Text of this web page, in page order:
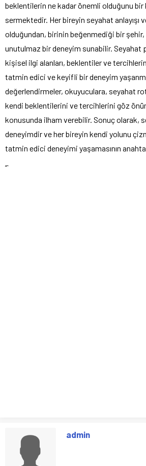
beklentilerin ne kadar önemli olduğunu bir
sermektedir. Her bireyin seyahat anlayışı
olduğundan, birinin beğenmediği bir şehir,
unutulmaz bir deneyim sunabilir. Seyahat
kişisel ilgi alanları, beklentiler ve
tatmin edici ve keyifli bir deneyim
değerlendirmeler, okuyuculara, seyahat
kendi beklentilerini ve tercihlerini göz
konusunda ilham verebilir. Sonuç olarak,
deneyimdir ve her bireyin kendi yolunu
tatmin edici deneyimi yaşamasının
“`
admin